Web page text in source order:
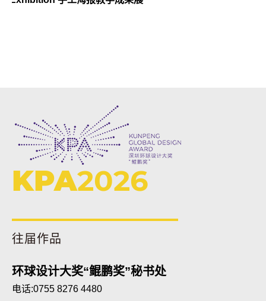
KPA2026
往届作品
环球设计大奖“鲲鹏奖”秘书处
电话:0755 8276 4480